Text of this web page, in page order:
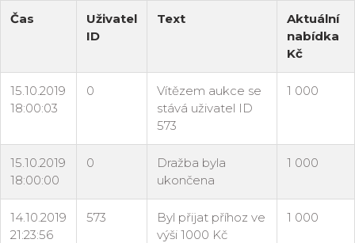
Čas
Uživatel
ID
Text
Aktuální
nabídka
Kč
15.10.2019
18:00:03
0
Vítězem aukce se
stává uživatel ID
573
1 000
15.10.2019
18:00:00
0
Dražba byla
ukončena
1 000
14.10.2019
21:23:56
573
Byl přijat příhoz ve
výši 1000 Kč
1 000